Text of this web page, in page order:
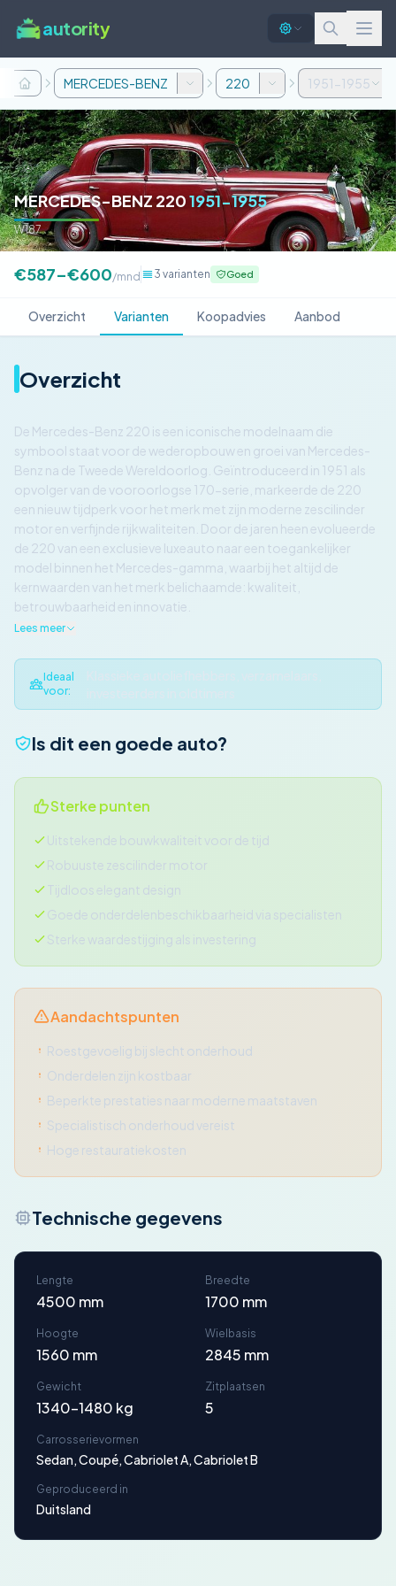
autority
MERCEDES-BENZ 220 1951-1955
MERCEDES-BENZ 2201951-1955
W187
€587–€600/mnd 3 varianten Goed
Overzicht Varianten Koopadvies Aanbod
Overzicht
De Mercedes-Benz 220 is een iconische modelnaam die
symbool staat voor de wederopbouw en groei van Mercedes-
Benz na de Tweede Wereldoorlog. Geïntroduceerd in 1951 als
opvolger van de vooroorlogse 170-serie, markeerde de 220
een nieuw tijdperk voor het merk met zijn moderne zescilinder
motor en verfijnde rijkwaliteiten. Door de jaren heen evolueerde
de 220 van een exclusieve luxeauto naar een toegankelijker
model binnen het Mercedes-gamma, waarbij het altijd de
kernwaarden van het merk belichaamde: kwaliteit,
betrouwbaarheid en innovatie.
Lees meer
Ideaal
voor:
Is dit een goede auto?
Sterke punten
Uitstekende bouwkwaliteit voor de tijd
Robuuste zescilinder motor
Tijdloos elegant design
Goede onderdelenbeschikbaarheid via specialisten
Sterke waardestijging als investering
Aandachtspunten
Roestgevoelig bij slecht onderhoud
Onderdelen zijn kostbaar
Beperkte prestaties naar moderne maatstaven
Specialistisch onderhoud vereist
Hoge restauratiekosten
Technische gegevens
Lengte
4500 mm
Breedte
1700 mm
Hoogte
1560 mm
Wielbasis
2845 mm
Gewicht
1340-1480 kg
Zitplaatsen
5
Carrosserievormen
Sedan, Coupé, Cabriolet A, Cabriolet B
Geproduceerd in
Duitsland